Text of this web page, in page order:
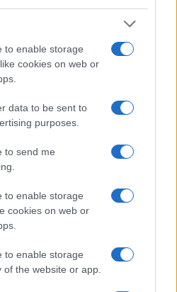
to enable storage
cookies on web or
data to be sent to
purposes.
to send me
to enable storage
cookies on web or
to enable storage
the website or app.
Diturco